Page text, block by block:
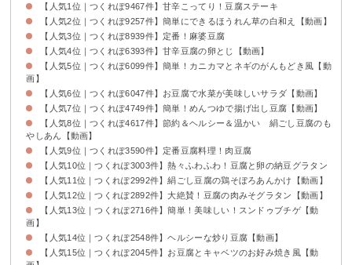
【人気1位｜つくれぽ9467件】甘辛こってり！豆腐ステーキ
【人気2位｜つくれぽ9257件】簡単にできるほうれん草の白和え【動画】
【人気3位｜つくれぽ8939件】定番！麻婆豆腐
【人気4位｜つくれぽ6393件】甘辛豆腐の卵とじ【動画】
【人気5位｜つくれぽ6099件】簡単！カニカマとネギのがんもどき風【動
画】
【人気6位｜つくれぽ6047件】お豆腐で水菜が美味しいサラダ【動画】
【人気7位｜つくれぽ4749件】簡単！めんつゆで揚げ出し豆腐【動画】
【人気8位｜つくれぽ4617件】節約＆ヘルシー＆温かい 絹ごし豆腐のも
やしあん【動画】
【人気9位｜つくれぽ3590件】定番豆腐料理！肉豆腐
【人気10位｜つくれぽ3003件】熱々ふわふわ！豆腐と卵の納豆グラタン
【人気11位｜つくれぽ2992件】絹ごし豆腐の鶏そぼろあんかけ【動画】
【人気12位｜つくれぽ2892件】大絶賛！豆腐の肉みそグラタン【動画】
【人気13位｜つくれぽ2716件】簡単！美味しい！スンドゥブチゲ【動
画】
【人気14位｜つくれぽ2548件】ヘルシーな炒り豆腐【動画】
【人気15位｜つくれぽ2045件】お豆腐とキャベツのお好み焼き風【動